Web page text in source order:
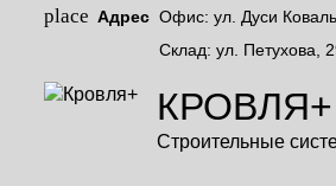
Адрес Офис: ул. Дуси
Склад: ул. Петухова,
КРОВЛЯ+
Строительные